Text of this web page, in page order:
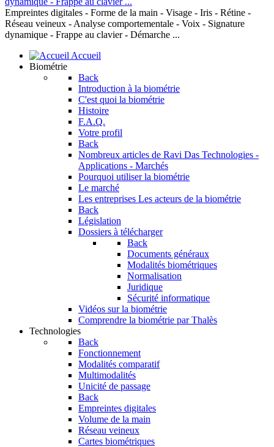
Empreintes digitales - Forme de la main - Visage - Iris - Rétine -
Réseau veineux - Analyse comportementale - Voix - Signature
dynamique - Frappe au clavier - Démarche ...
Accueil
Biométrie
Back
Introduction à la biométrie
C'est quoi la biométrie
Histoire
F.A.Q.
Votre profil
Back
Nombreux articles de Ravi Das Technologies -
Applications - Marchés
Pourquoi utiliser la biométrie
Le marché
Les entreprises Les acteurs de la biométrie
Back
Législation
Dossiers à télécharger
Back
Documents généraux
Modalités biométriques
Normalisation
Juridique
Sécurité informatique
Vidéos sur la biométrie
Comprendre la biométrie par Thalès
Technologies
Back
Fonctionnement
Modalités comparatif
Multimodalités
Unicité de passage
Back
Empreintes digitales
Volume de la main
Réseau veineux
Cartes biométriques